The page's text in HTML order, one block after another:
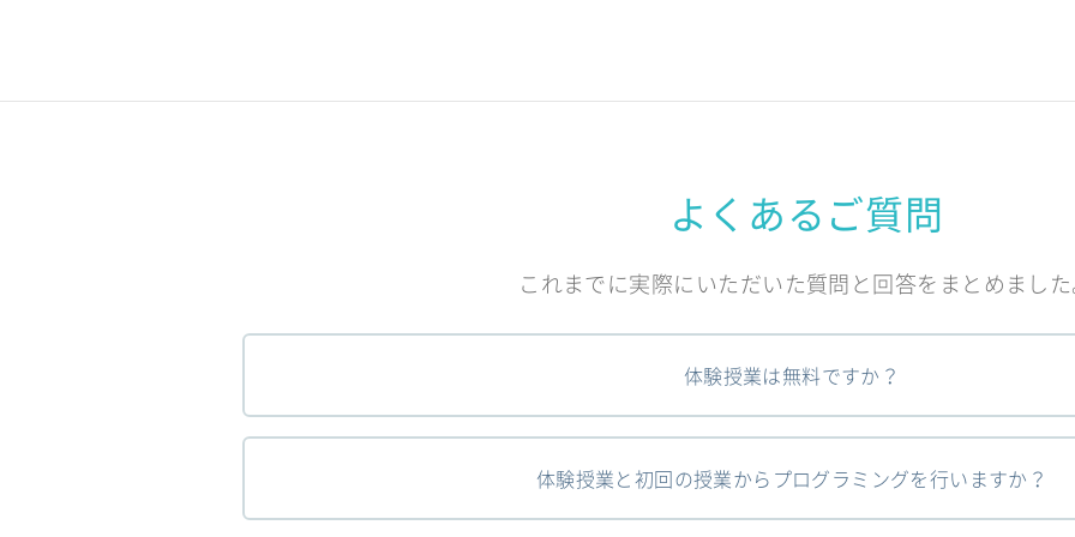
よくあるご質問
これまでに実際にいただいた質問と回答をまとめまし
体験授業は無料ですか？
体験授業と初回の授業からプログラミングを行いますか？